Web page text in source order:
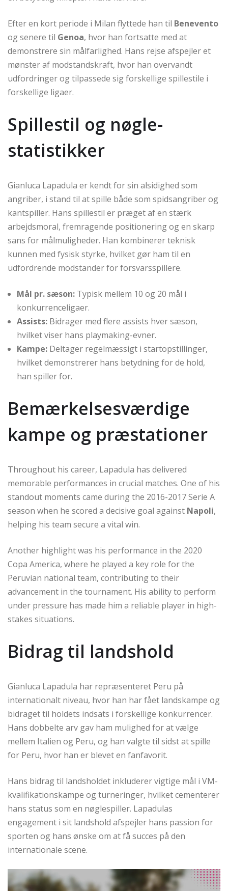
Efter en kort periode i Milan flyttede han til Benevento
og senere til Genoa, hvor han fortsatte med at
demonstrere sin målfarlighed. Hans rejse afspejler et
mønster af modstandskraft, hvor han overvandt
udfordringer og tilpassede sig forskellige spillestile i
forskellige ligaer.
Spillestil og nøgle-
statistikker
Gianluca Lapadula er kendt for sin alsidighed som
angriber, i stand til at spille både som spidsangriber og
kantspiller. Hans spillestil er præget af en stærk
arbejdsmoral, fremragende positionering og en skarp
sans for målmuligheder. Han kombinerer teknisk
kunnen med fysisk styrke, hvilket gør ham til en
udfordrende modstander for forsvarsspillere.
Mål pr. sæson: Typisk mellem 10 og 20 mål i
konkurrenceligaer.
Assists: Bidrager med flere assists hver sæson,
hvilket viser hans playmaking-evner.
Kampe: Deltager regelmæssigt i startopstillinger,
hvilket demonstrerer hans betydning for de hold,
han spiller for.
Bemærkelsesværdige
kampe og præstationer
Throughout his career, Lapadula has delivered
memorable performances in crucial matches. One of his
standout moments came during the 2016-2017 Serie A
season when he scored a decisive goal against Napoli,
helping his team secure a vital win.
Another highlight was his performance in the 2020
Copa America, where he played a key role for the
Peruvian national team, contributing to their
advancement in the tournament. His ability to perform
under pressure has made him a reliable player in high-
stakes situations.
Bidrag til landshold
Gianluca Lapadula har repræsenteret Peru på
internationalt niveau, hvor han har fået landskampe og
bidraget til holdets indsats i forskellige konkurrencer.
Hans dobbelte arv gav ham mulighed for at vælge
mellem Italien og Peru, og han valgte til sidst at spille
for Peru, hvor han er blevet en fanfavorit.
Hans bidrag til landsholdet inkluderer vigtige mål i VM-
kvalifikationskampe og turneringer, hvilket cementerer
hans status som en nøglespiller. Lapadulas
engagement i sit landshold afspejler hans passion for
sporten og hans ønske om at få succes på den
internationale scene.